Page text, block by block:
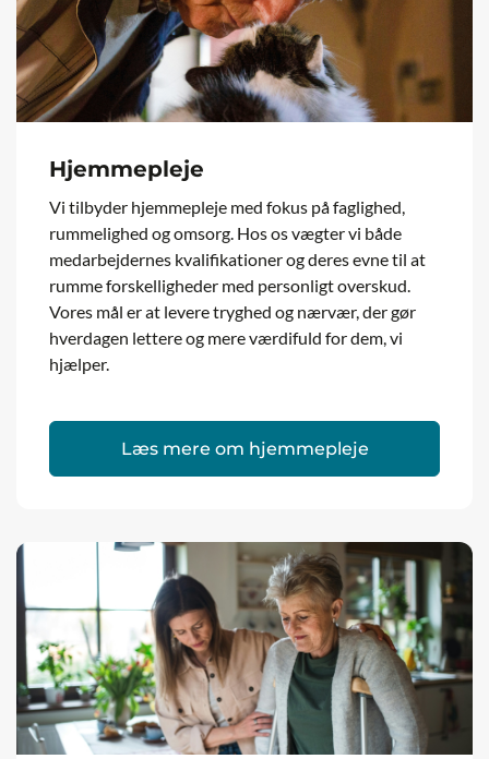
Hjemmepleje
Vi tilbyder hjemmepleje med fokus på faglighed,
rummelighed og omsorg. Hos os vægter vi både
medarbejdernes kvalifikationer og deres evne til at
rumme forskelligheder med personligt overskud.
Vores mål er at levere tryghed og nærvær, der gør
hverdagen lettere og mere værdifuld for dem, vi
hjælper.
Læs mere om hjemmepleje